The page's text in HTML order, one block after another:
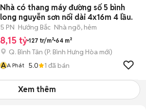
Nhà có thang máy đường số 5 bình
long nguyễn sơn nối dài 4x16m 4 lầu.
5 PN Hướng Bắc Nhà ngõ, hẻm
8,15 tỷ 127 tr/m² 64 m²
Q. Bình Tân (P. Bình Hưng Hòa mới)
AA Phát 5.0 1 đã bán
Xem thêm